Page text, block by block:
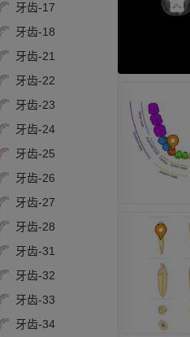
牙齿-17
牙齿-18
牙齿-21
牙齿-22
牙齿-23
牙齿-24
牙齿-25
牙齿-26
牙齿-27
牙齿-28
牙齿-31
牙齿-32
牙齿-33
牙齿-34
踝关节磁共振成像
MRI
前足MRI
MRI
优质会员
上肢